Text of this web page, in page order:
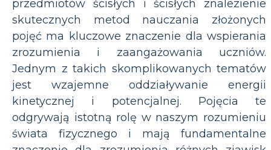
przedmiotów ścisłych i ścisłych znalezienie
skutecznych metod nauczania złożonych
pojęć ma kluczowe znaczenie dla wspierania
zrozumienia i zaangażowania uczniów.
Jednym z takich skomplikowanych tematów
jest wzajemne oddziaływanie energii
kinetycznej i potencjalnej. Pojęcia te
odgrywają istotną rolę w naszym rozumieniu
świata fizycznego i mają fundamentalne